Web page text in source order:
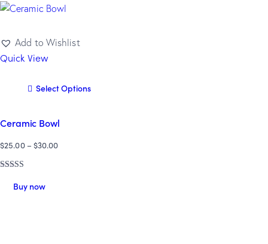
Add to Wishlist
Quick View
Select Options
Ceramic Bowl
$25.00– $30.00
4.00
out of 5
Buy now